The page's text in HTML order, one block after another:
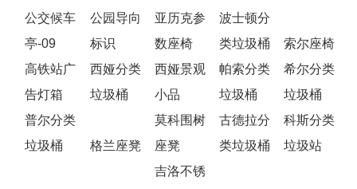
公交候车
亭-09
公园导向
标识
亚历克参
数座椅
波士顿分
类垃圾桶
索尔座椅
高铁站广
告灯箱
西娅分类
垃圾桶
西娅景观
小品
帕索分类
垃圾桶
希尔分类
垃圾桶
普尔分类
垃圾桶
格兰座凳
莫科围树
座凳
古德拉分
类垃圾桶
科斯分类
垃圾站
吉洛不锈